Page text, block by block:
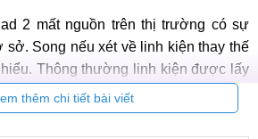
2 mất nguồn trên thị trường có sự
sở. Song nếu xét về linh kiện thay thế
Thông thường linh kiện được lấy
thêm chi tiết bài viết